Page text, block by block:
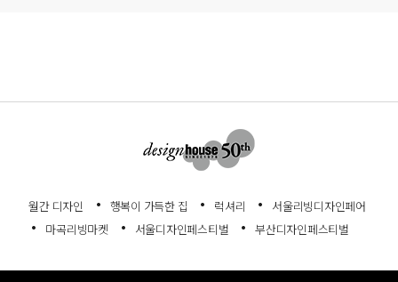
월간 디자인 행복이 가득한 집 럭셔리
서울리빙디자인페어
마곡리빙마켓
서울디자인페스티벌 부산디자인페스티벌